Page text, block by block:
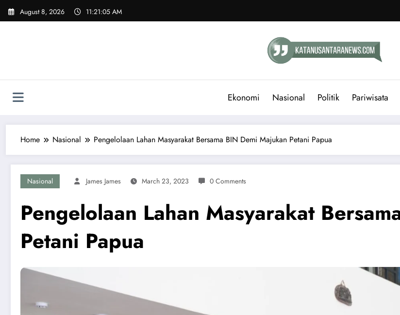
Skip
August 8, 2026 11:21:06 AM
Ekonomi Nasional Politik Pariwisata
Home Nasional Pengelolaan Lahan Masyarakat Bersama BIN Demi Majukan Petani Papua
Nasional James James March 23, 2023 0 Comments
Pengelolaan Lahan Masyarakat
Petani Papua